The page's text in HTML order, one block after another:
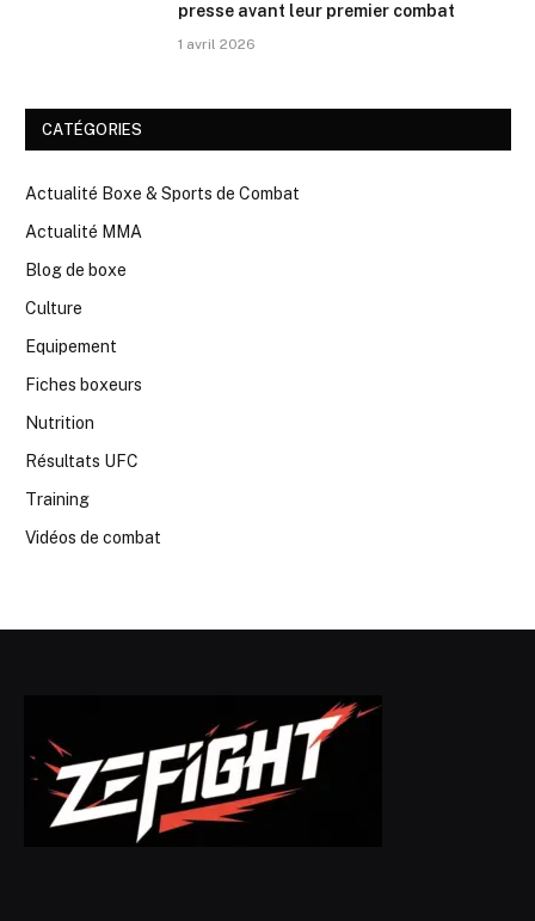
presse avant leur premier combat
1 avril 2026
CATÉGORIES
Actualité Boxe & Sports de Combat
Actualité MMA
Blog de boxe
Culture
Equipement
Fiches boxeurs
Nutrition
Résultats UFC
Training
Vidéos de combat